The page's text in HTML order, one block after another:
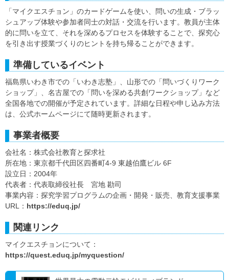
「マイクエスチョン」のカードゲームを使い、問いの生成・ブラッ
シュアップ体験や参加者同士の対話・交流を行います。教員が主体
的に問いを立て、それを深めるプロセスを体験することで、探究心
を引き出す授業づくりのヒントを持ち帰ることができます。
準備しているイベント
福島県いわき市での「いわき志塾」、山形での「問いづくりワーク
ショップ」、名古屋での「問いを深める共創ワークショップ」など
全国各地での開催が予定されています。詳細な日程や申し込み方法
は、公式ホームページにて随時更新されます。
事業者概要
会社名：株式会社教育と探求社
所在地：東京都千代田区四番町4-9 東越伯鷹ビル 6F
設立日：2004年
代表者：代表取締役社長 宮地 勘司
事業内容：探究学習プログラムの企画・開発・販売、教育支援事業
URL： https://eduq.jp/
関連リンク
マイクエスチョンについて：
https://quest.eduq.jp/myquestion/